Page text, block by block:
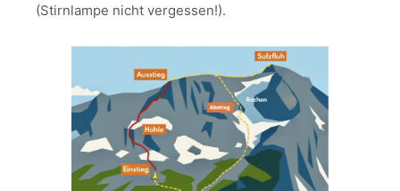
(Stirnlampe nicht vergessen!).